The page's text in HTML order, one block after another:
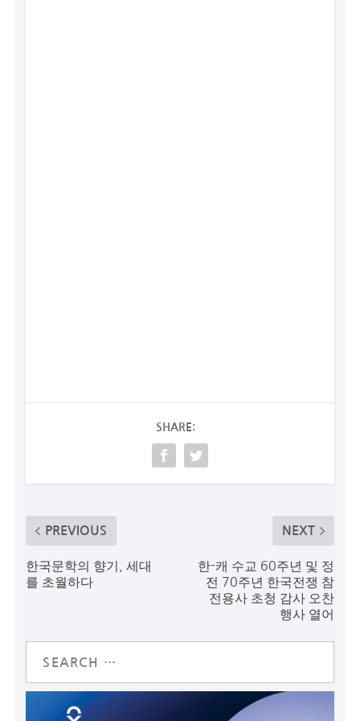
SHARE:
PREVIOUS
한국문학의 향기, 세대
를 초월하다
NEXT
한-캐 수교 60주년 및 정
전 70주년 한국전쟁 참
전용사 초청 감사 오찬
행사 열어